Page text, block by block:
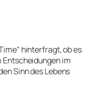
hinterfragt, ob es
im
Sinn des Lebens